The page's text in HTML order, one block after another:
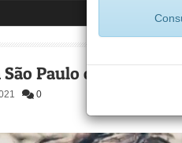
Paulo o ator
0